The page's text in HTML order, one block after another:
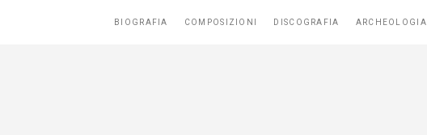
BIOGRAFIA COMPOSIZIONI DISCOGRAFIA ARCHEOLOGIA